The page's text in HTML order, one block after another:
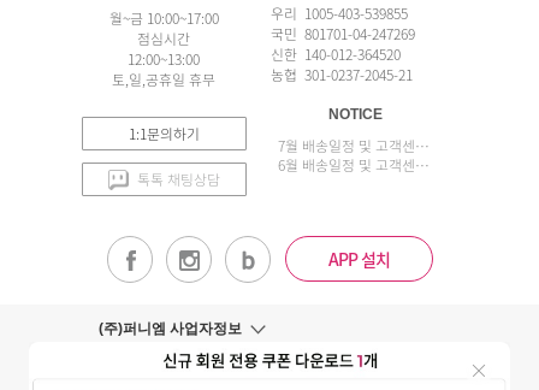
월~금 10:00~17:00
점심시간
12:00~13:00
토,일,공휴일 휴무
1:1문의하기
톡톡 채팅상담
우리 1005-403-539855
국민 801701-04-247269
신한 140-012-364520
농협 301-0237-2045-21
NOTICE
7월 배송일정 및 고객센터 업무 안내
6월 배송일정 및 고객센터 업무 안내
APP 설치
(주)퍼니엠 사업자정보